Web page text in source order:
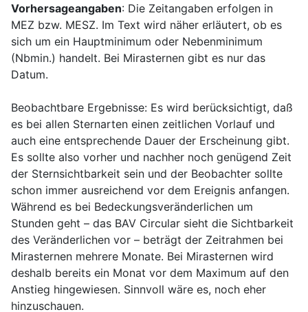
Vorhersageangaben: Die Zeitangaben erfolgen in
MEZ bzw. MESZ. Im Text wird näher erläutert, ob es
sich um ein Hauptminimum oder Nebenminimum
(Nbmin.) handelt. Bei Mirasternen gibt es nur das
Datum.
Beobachtbare Ergebnisse: Es wird berücksichtigt, daß
es bei allen Sternarten einen zeitlichen Vorlauf und
auch eine entsprechende Dauer der Erscheinung gibt.
Es sollte also vorher und nachher noch genügend Zeit
der Sternsichtbarkeit sein und der Beobachter sollte
schon immer ausreichend vor dem Ereignis anfangen.
Während es bei Bedeckungsveränderlichen um
Stunden geht – das BAV Circular sieht die Sichtbarkeit
des Veränderlichen vor – beträgt der Zeitrahmen bei
Mirasternen mehrere Monate. Bei Mirasternen wird
deshalb bereits ein Monat vor dem Maximum auf den
Anstieg hingewiesen. Sinnvoll wäre es, noch eher
hinzuschauen.